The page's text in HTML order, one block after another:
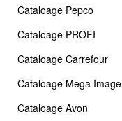
Cataloage Pepco
Cataloage PROFI
Cataloage Carrefour
Cataloage Mega Image
Cataloage Avon